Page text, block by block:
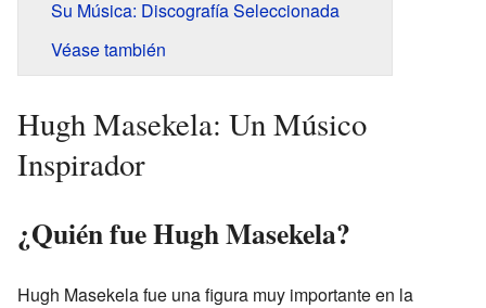
Su Música: Discografía Seleccionada
Véase también
Hugh Masekela: Un Músico
Inspirador
¿Quién fue Hugh Masekela?
Hugh Masekela fue una figura muy importante en la